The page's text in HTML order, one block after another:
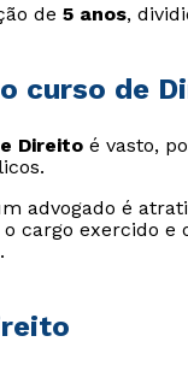
de 5 anos,
curso de
Direito é vasto,
advogado é
cargo exercido